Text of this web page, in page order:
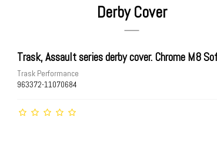
&
&
Hjul, Bremser, Stel & Affjedring
Fremflyttersæt
Vindskærme
Derby Cover
Trask, Assault series derby cover. Chrome M8
Trask Performance
963372-11070684